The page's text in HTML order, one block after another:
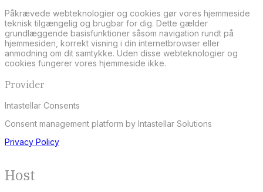
Påkrævede webteknologier og cookies gør vores hjemmeside
teknisk tilgængelig og brugbar for dig. Dette gælder
grundlæggende basisfunktioner såsom navigation rundt på
hjemmesiden, korrekt visning i din internetbrowser eller
anmodning om dit samtykke. Uden disse webteknologier og
cookies fungerer vores hjemmeside ikke.
Provider
Intastellar Consents
Consent management platform by Intastellar Solutions
Privacy Policy
Host